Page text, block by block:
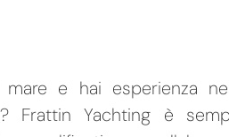
mare e hai esperienza
Frattin Yachting è